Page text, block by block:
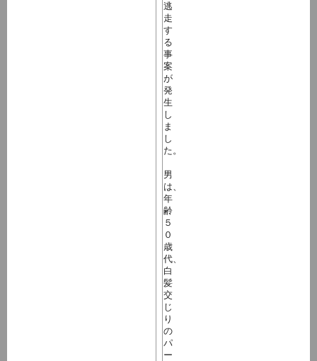
逃
走
す
る
事
案
が
発
生
し
ま
し
た。
男
は、
年
齢
５
０
歳
代、
白
髪
交
じ
り
の
パ
ー